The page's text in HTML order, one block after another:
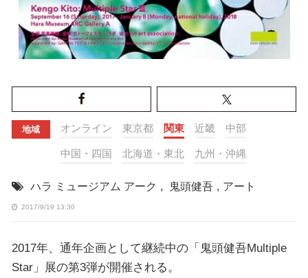
地域 オンライン 東京都 関東 近畿 中部
中国・四国 北海道・東北 九州・沖縄
ハラ ミュージアム アーク , 鬼頭健吾 , アート
2017/9/19 13:30
2017年、通年企画として継続中の「鬼頭健吾Multiple
Star」展の第3弾が開催される。